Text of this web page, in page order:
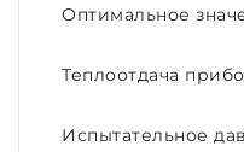
Оптимальное
Теплоотдача
Испытательное